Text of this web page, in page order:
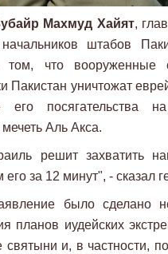
Махмуд Хайят,
начальников штабов
том, что вооруженные
Пакистан уничтожат
его посягательства
Аль Акса.
решит захватить
его за 12 минут", - сказал
было сделано
планов иудейских
святыни и, в частности,